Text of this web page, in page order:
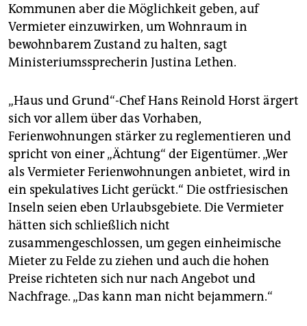
Kommunen aber die Möglichkeit geben, auf
Vermieter einzuwirken, um Wohnraum in
bewohnbarem Zustand zu halten, sagt
Ministeriumssprecherin Justina Lethen.
„Haus und Grund“-Chef Hans Reinold Horst ärgert
sich vor allem über das Vorhaben,
Ferienwohnungen stärker zu reglementieren und
spricht von einer „Ächtung“ der Eigentümer. „Wer
als Vermieter Ferienwohnungen anbietet, wird in
ein spekulatives Licht gerückt.“ Die ostfriesischen
Inseln seien eben Urlaubsgebiete. Die Vermieter
hätten sich schließlich nicht
zusammengeschlossen, um gegen einheimische
Mieter zu Felde zu ziehen und auch die hohen
Preise richteten sich nur nach Angebot und
Nachfrage. „Das kann man nicht bejammern.“